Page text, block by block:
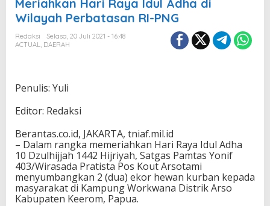
Meriahkan Hari Raya Idul Adha di
Wilayah Perbatasan RI-PNG
Redaksi
Selasa, 20 Juli 2021 - 16:48
ACTUAL, DAERAH
Penulis: Yuli
Editor: Redaksi
Berantas.co.id, JAKARTA, tniaf.mil.id
– Dalam rangka memeriahkan Hari Raya Idul Adha
10 Dzulhijjah 1442 Hijriyah, Satgas Pamtas Yonif
403/Wirasada Pratista Pos Kout Arsotami
menyumbangkan 2 (dua) ekor hewan kurban kepada
masyarakat di Kampung Workwana Distrik Arso
Kabupaten Keerom, Papua.